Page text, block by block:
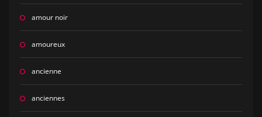
amour noir
amoureux
ancienne
anciennes